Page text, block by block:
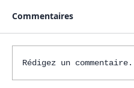
Commentaires
Rédigez un